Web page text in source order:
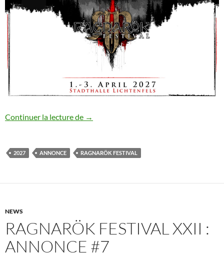
Continuer la lecture de Ragnarök Festival XXII : annonce #8
→
2027 ANNONCE RAGNARÖK FESTIVAL
NEWS
RAGNARÖK FESTIVAL XXII :
ANNONCE #7